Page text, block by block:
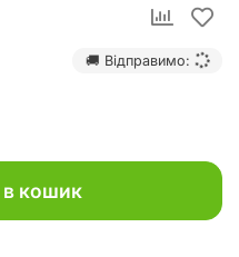
🚚 Відправимо:
кошик